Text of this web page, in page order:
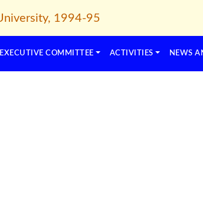
EXECUTIVE COMMITTEE ACTIVITIES NEWS